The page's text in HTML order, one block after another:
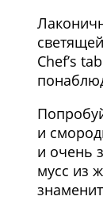
Chef’s
и
и очень
мусс из